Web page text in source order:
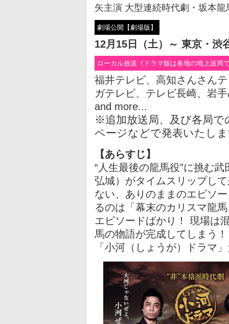
矢主演 大型連続時代劇・坂本龍
劇場公開【劇場版】
12月15日（土）～ 東京・渋
ローカル放送《ドラマ版は各地の地上波局
福井テレビ、高知さんさん
ガテレビ、テレビ長崎、岩
and more...
※追加放送局、及び各局で
ページなどで発表いたし
【あらすじ】
“人生最後の龍馬役”に挑む
弘城）がタイムスリップし
ない、ありのままのエピソ
るのは「幕末のカリスマ龍
エピソードばかり！ 現場は
馬の物語が完成してしまう
「小河（しょうが）ドラマ